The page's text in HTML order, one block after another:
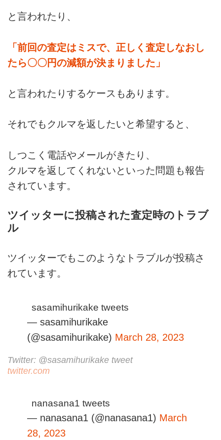
と言われたり、
「前回の査定はミスで、正しく査定しなおし
たら〇〇円の減額が決まりました」
と言われたりするケースもあります。
それでもクルマを返したいと希望すると、
しつこく電話やメールがきたり、
クルマを返してくれないといった問題も報告
されています。
ツイッターに投稿された査定時のトラブ
ル
ツイッターでもこのようなトラブルが投稿さ
れています。
sasamihurikake tweets
— sasamihurikake
(@sasamihurikake) March 28, 2023
Twitter: @sasamihurikake tweet
twitter.com
nanasana1 tweets
— nanasana1 (@nanasana1) March
28, 2023